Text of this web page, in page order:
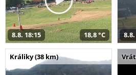
8.8. 18:15 18,8 °C
Králiky (38 km)